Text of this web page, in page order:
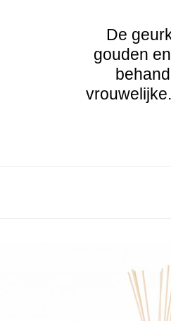
De
gouden